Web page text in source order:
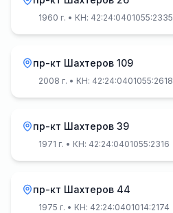
1960 г. • КН: 42:24:0401055:2335
пр-кт Шахтеров 109
2008 г. • КН: 42:24:0401055:2618
пр-кт Шахтеров 39
1971 г. • КН: 42:24:0401055:2316
пр-кт Шахтеров 44
1975 г. • КН: 42:24:0401014:2174